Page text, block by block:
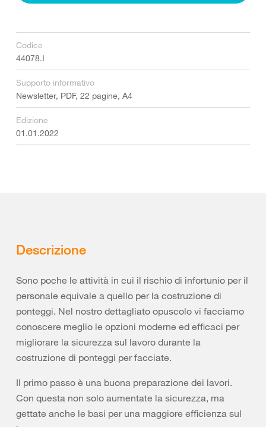
Codice
44078.I
Supporto informativo
Newsletter, PDF, 22 pagine, A4
Edizione
01.01.2022
Descrizione
Sono poche le attività in cui il rischio di infortunio per il
personale equivale a quello per la costruzione di
ponteggi. Nel nostro dettagliato opuscolo vi facciamo
conoscere meglio le opzioni moderne ed efficaci per
migliorare la sicurezza sul lavoro durante la
costruzione di ponteggi per facciate.
Il primo passo è una buona preparazione dei lavori.
Con questa non solo aumentate la sicurezza, ma
gettate anche le basi per una maggiore efficienza sul